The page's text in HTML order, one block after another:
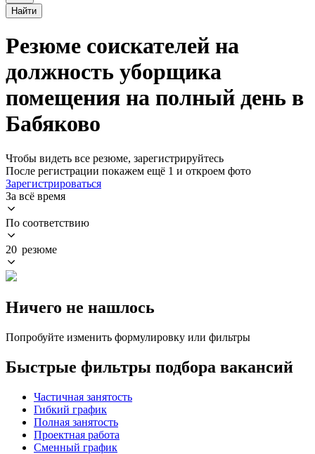
Найти
Резюме соискателей на
должность уборщика
помещения на полный день в
Бабяково
Чтобы видеть все резюме, зарегистрируйтесь
После регистрации покажем ещё 1 и откроем фото
Зарегистрироваться
За всё время
По соответствию
20 резюме
Ничего не нашлось
Попробуйте изменить формулировку или фильтры
Быстрые фильтры подбора вакансий
Частичная занятость
Гибкий график
Полная занятость
Проектная работа
Сменный график